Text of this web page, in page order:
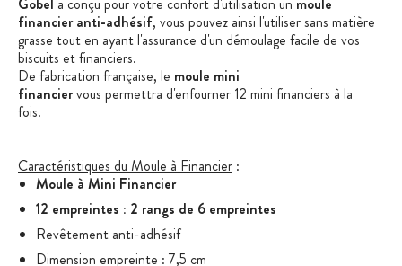
Gobel a conçu pour votre confort d'utilisation un moule
financier anti-adhésif, vous pouvez ainsi l'utiliser sans matière
grasse tout en ayant l'assurance d'un démoulage facile de vos
biscuits et financiers.
De fabrication française, le moule mini
financiervous permettra d'enfourner 12 mini financiers à la
fois.
Caractéristiques du Moule à Financier :
Moule à Mini Financier
12 empreintes : 2 rangs de 6 empreintes
Revêtement anti-adhésif
Dimension empreinte : 7,5 cm